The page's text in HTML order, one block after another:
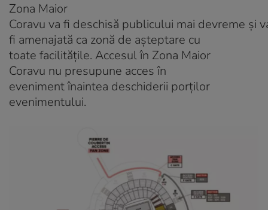
Zona Maior
Coravu va fi deschisă publicului mai devreme și
fi amenajată ca zonă de așteptare cu
toate facilitățile. Accesul în Zona Maior
Coravu nu presupune acces în
eveniment înaintea deschiderii porților
evenimentului.